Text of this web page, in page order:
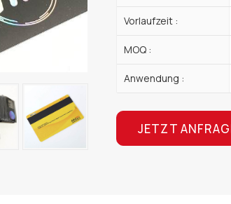
Vorlaufzeit :
MOQ :
Anwendung :
JETZT